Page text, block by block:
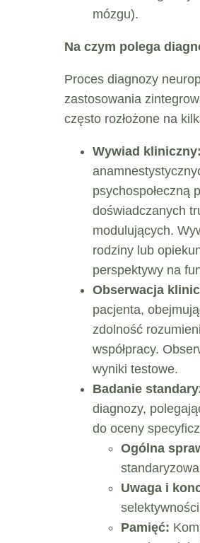
mózgu).
Na czym polega
Proces diagnozy
zastosowania
często rozłożone na
Wywiad kliniczny:
psychospołeczną
doświadczanych
modulujących.
rodziny lub
perspektywy na
Obserwacja
pacjenta,
zdolność
współpracy.
wyniki testowe.
Badanie
diagnozy,
do oceny
Ogólna
Uwaga i
Pamięć: